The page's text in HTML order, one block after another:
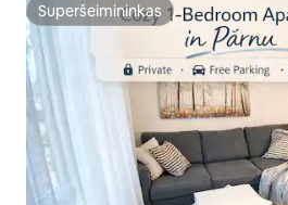
Superšeimininkas
Superšeimininkas